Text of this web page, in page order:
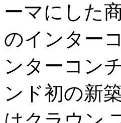
ーマにした
のインター
ンターコン
ンド初の新